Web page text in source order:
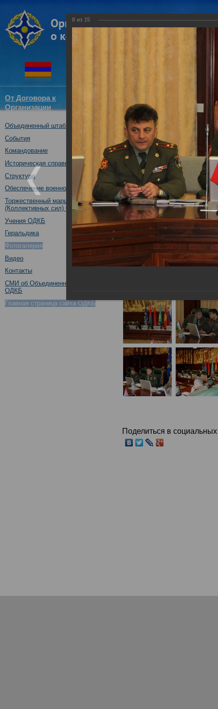
От Договора к
Организации
Структура
Объединенный штаб ОДКБ
События
Командование
Историческая справка
Структура
Обеспечение военной безопасности
Торжественный марш Войск
(Коллективных сил) ОДКБ
Учения ОДКБ
Геральдика
Фотогалерея
Видео
Контакты
СМИ об Объединенном штабе
ОДКБ
Главная страница сайта ОДКБ
Консультации по
совместной
формирований сил и
безопасности ОДКБ на
аналогичный план на
31.01.2019
Поделиться в социальных
8 из 15